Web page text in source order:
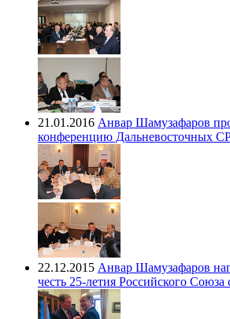
21.01.2016 Анвар Шамузафаров
конференцию Дальневосточных
22.12.2015 Анвар Шамузафаров
честь 25-летия Российского Союза